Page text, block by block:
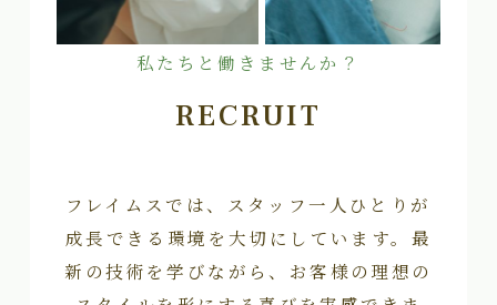
私たちと働きませんか？
RECRUIT
フレイムスでは、スタッフ一人ひとりが
成長できる環境を大切にしています。最
新の技術を学びながら、お客様の理想の